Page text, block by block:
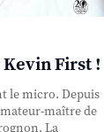
Kevin First !
le micro. Depuis
maître de
La